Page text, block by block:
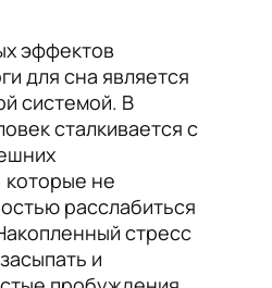
эффектов
для сна является
системой. В
сталкивается с
которые не
расслабиться
стресс
и